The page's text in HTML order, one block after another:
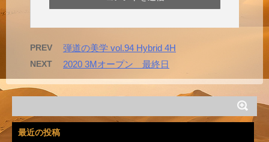
PREV 弾道の美学 vol.94 Hybrid 4H
NEXT 2020 3Mオープン 最終日
最近の投稿